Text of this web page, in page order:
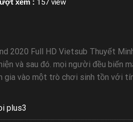
2020 Full HD Vietsub Thuyết
và sau đó. mọi người đều biến
vào một trò chơi sinh tồn với
plus3